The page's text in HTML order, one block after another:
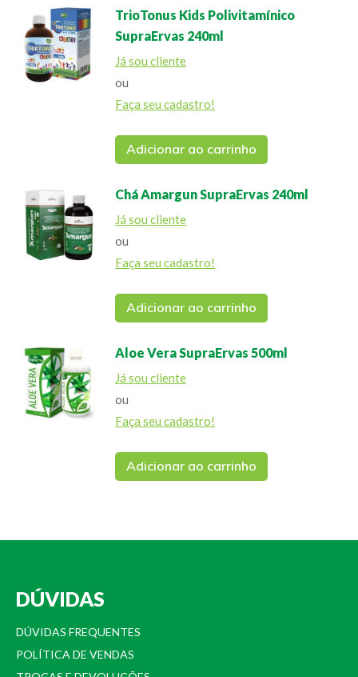
TrioTonus Kids Polivitamínico
SupraErvas 240ml
Já sou cliente
ou
Faça seu cadastro!
Adicionar ao carrinho
Chá Amargun SupraErvas 240ml
Já sou cliente
ou
Faça seu cadastro!
Adicionar ao carrinho
Aloe Vera SupraErvas 500ml
Já sou cliente
ou
Faça seu cadastro!
Adicionar ao carrinho
DÚVIDAS
DÚVIDAS FREQUENTES
POLÍTICA DE VENDAS